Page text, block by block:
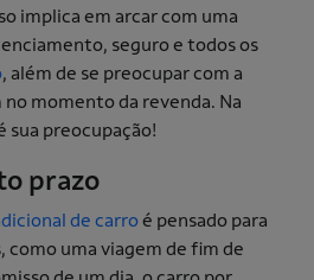
implica em arcar com uma
seguro e todos os
, além de se preocupar com a
momento da revenda. Na
sua preocupação!
prazo
de carroé pensado para
como uma viagem de fim de